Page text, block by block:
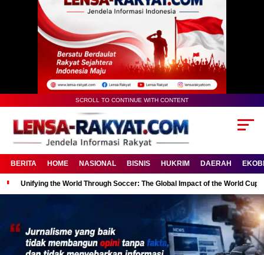
SCROLL TO CONTINUE WITH CONTENT
BERITA HOME NASIONAL BISNIS HUKRIM DAERAH
Unifying the World Through Soccer: The Global Impact of the World Cup